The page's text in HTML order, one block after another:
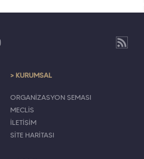
> KURUMSAL
ORGANİZASYON ŞEMASI
MECLİS
İLETİŞİM
SİTE HARİTASI